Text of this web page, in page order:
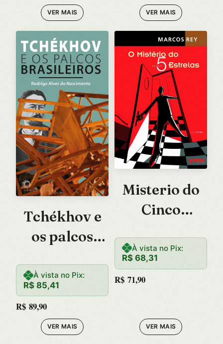
VER MAIS VER MAIS
Tchékhov e
os palcos
À vista no Pix:
R$ 85,41
R$ 89,90
VER MAIS
Misterio do
Cinco
À vista no Pix:
R$ 68,31
R$ 71,90
VER MAIS